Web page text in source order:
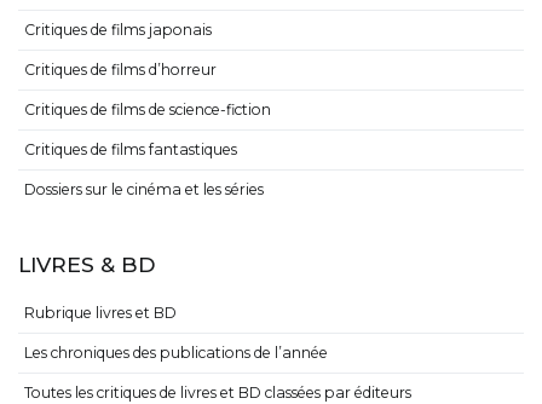
Critiques de films japonais
Critiques de films d’horreur
Critiques de films de science-fiction
Critiques de films fantastiques
Dossiers sur le cinéma et les séries
LIVRES & BD
Rubrique livres et BD
Les chroniques des publications de l’année
Toutes les critiques de livres et BD classées par éditeurs